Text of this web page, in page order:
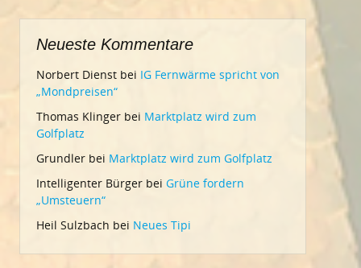
Neueste Kommentare
Norbert Dienst bei IG Fernwärme spricht von
„Mondpreisen“
Thomas Klinger bei Marktplatz wird zum
Golfplatz
Grundler bei Marktplatz wird zum Golfplatz
Intelligenter Bürger bei Grüne fordern
„Umsteuern“
Heil Sulzbach bei Neues Tipi